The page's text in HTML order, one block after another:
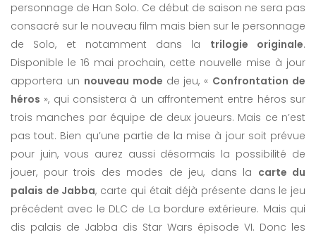
personnage de Han Solo. Ce début de saison ne sera pas
consacré sur le nouveau film mais bien sur le personnage
de Solo, et notamment dans la trilogie originale.
Disponible le 16 mai prochain, cette nouvelle mise à jour
apportera un nouveau mode de jeu, « Confrontation de
héros », qui consistera à un affrontement entre héros sur
trois manches par équipe de deux joueurs. Mais ce n’est
pas tout. Bien qu’une partie de la mise à jour soit prévue
pour juin, vous aurez aussi désormais la possibilité de
jouer, pour trois des modes de jeu, dans la carte du
palais de Jabba, carte qui était déjà présente dans le jeu
précédent avec le DLC de La bordure extérieure. Mais qui
dis palais de Jabba dis Star Wars épisode VI. Donc les